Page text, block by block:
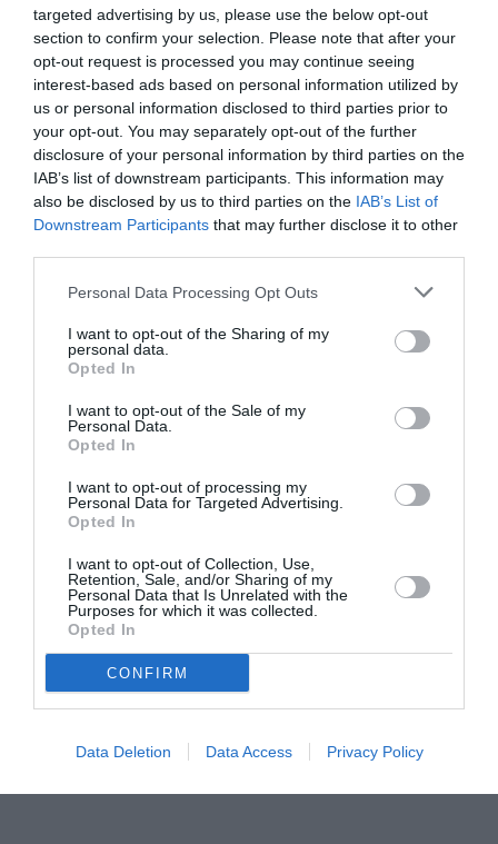
targeted advertising by us, please use the below opt-out
section to confirm your selection. Please note that after your
opt-out request is processed you may continue seeing
interest-based ads based on personal information utilized by
us or personal information disclosed to third parties prior to
your opt-out. You may separately opt-out of the further
disclosure of your personal information by third parties on the
IAB’s list of downstream participants. This information may
also be disclosed by us to third parties on the IAB’s List of
Downstream Participants that may further disclose it to other
Personal Data Processing Opt Outs
I want to opt-out of the Sharing of my
personal data.
Opted In
I want to opt-out of the Sale of my
Personal Data.
Opted In
I want to opt-out of processing my
Personal Data for Targeted Advertising.
Opted In
I want to opt-out of Collection, Use,
Retention, Sale, and/or Sharing of my
Personal Data that Is Unrelated with the
Purposes for which it was collected.
Opted In
CONFIRM
Data Deletion Data Access Privacy Policy
Il ministro degli Esteri ha sottolineato che “qui
non si tratta di avere una linea dura o meno, non
c’è e non deve esserci un approccio ideologico al
tema, bensì pragmatico e concreto. La questione
degli sbarchi, unita al rischio sanitario con la
pandemia è un tema di sicurezza nazionale.
Quanto accaduto a Caltanissetta e a Porto
Empedocle deve far pensare, i cittadini chiedono
Stato è darle quelle risposte, lavorando per
risolvere il problema alla radice”.
NEWS IMMIGRAZIONE
Articolo precedente
Decreti sicurezza, trovato l’accordo finale.
Ecco cosa cambierà
Lamorgese: “Nessuna regolarizzazione per i